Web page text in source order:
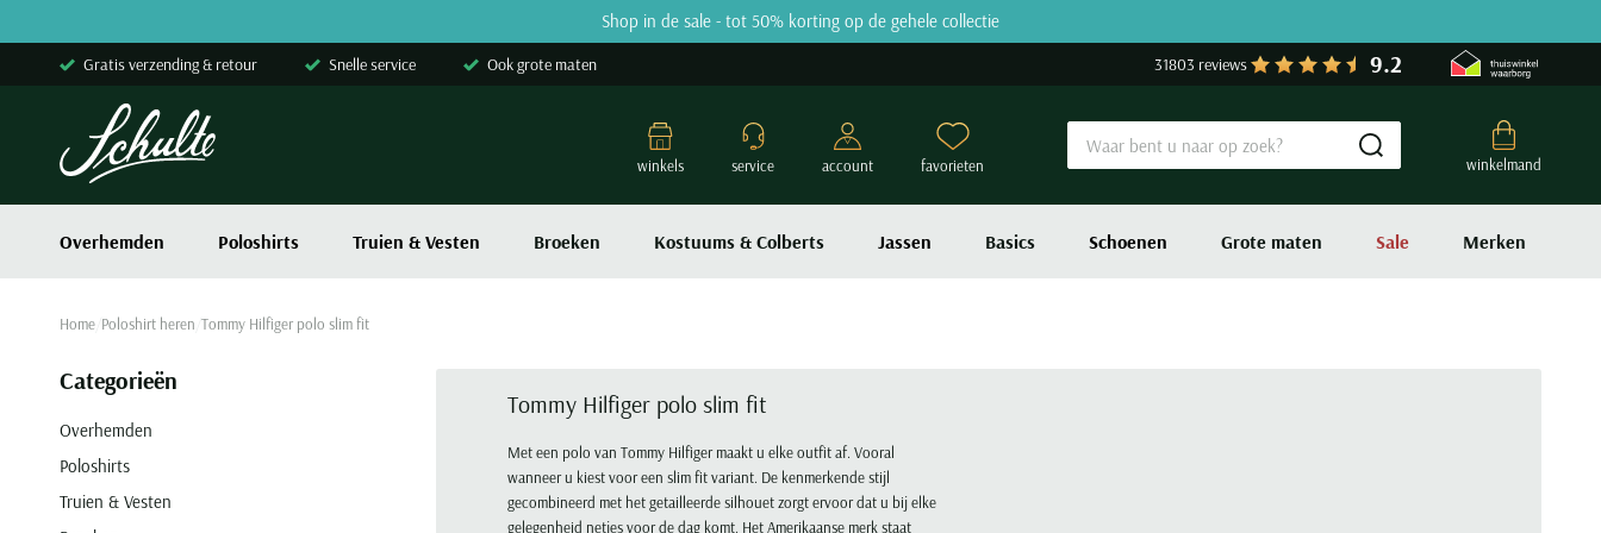
Shop in de sale - tot 50% korting op de gehele collectie
Gratis verzending & retour Snelle service Ook grote maten 31803 reviews 9.2
winkelmand
Submit search
Overhemden Poloshirts Truien & Vesten Broeken Kostuums & Colberts Jassen Basics Schoenen Grote maten Sale Merken
winkels service account favorieten
Home Poloshirt heren Tommy Hilfiger polo slim fit
Tommy Hilfiger polo slim fit
Met een polo van Tommy Hilfiger maakt u elke outfit af. Vooral
wanneer u kiest voor een slim fit variant. De kenmerkende stijl
gecombineerd met het getailleerde silhouet zorgt ervoor dat u bij elke
gelegenheid netjes voor de dag komt. Het Amerikaanse merk staat
Categorieën
Overhemden
Poloshirts
Truien & Vesten